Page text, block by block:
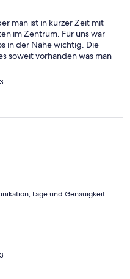
man ist in kurzer Zeit mit
im Zentrum. Für uns war
in der Nähe wichtig. Die
soweit vorhanden was man
Lage und Genauigkeit